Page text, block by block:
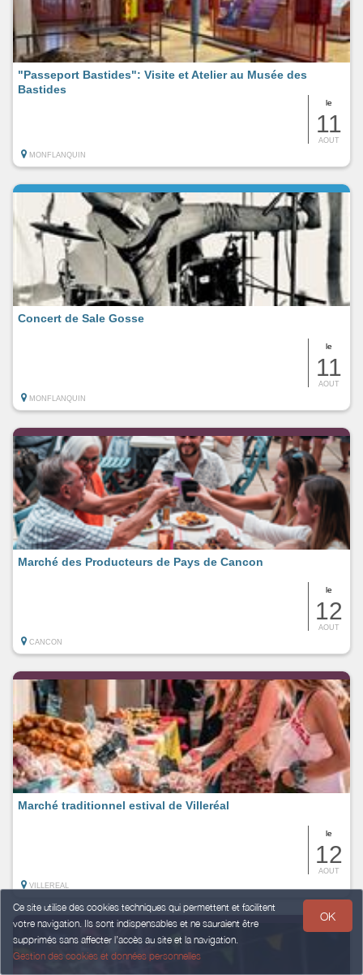
Ce site utilise des cookies techniques qui permettent et facilitent
votre navigation. Ils sont indispensables et ne sauraient être
supprimés sans affecter l’accès au site et la navigation.
Gestion des cookies et données personnelles
OK
le
11
AOUT
"Passeport Bastides": Visite et Atelier au Musée des
Bastides
MONFLANQUIN
le
11
AOUT
Concert de Sale Gosse
MONFLANQUIN
le
12
AOUT
Marché des Producteurs de Pays de Cancon
CANCON
le
12
AOUT
Marché traditionnel estival de Villeréal
VILLEREAL